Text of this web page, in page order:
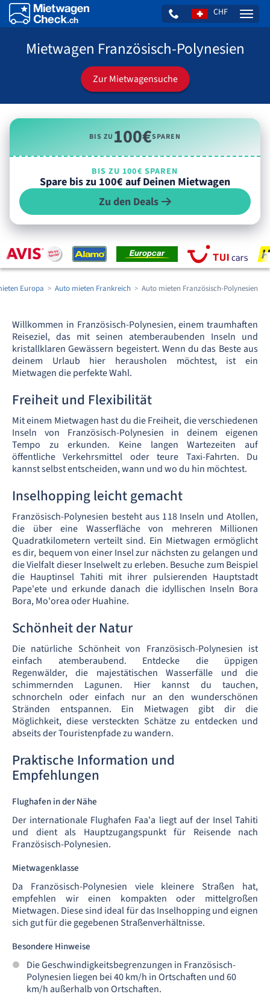
CHF
Mietwagen Französisch-Polynesien
Zur Mietwagensuche
BIS ZU100€SPAREN
BIS ZU 100€ SPAREN
Spare bis zu 100€ auf Deinen Mietwagen
Zu den Deals
Europa Auto mieten Frankreich Auto mieten Französisch-Polynesien
Willkommen in Französisch-Polynesien, einem traumhaften
Reiseziel, das mit seinen atemberaubenden Inseln und
kristallklaren Gewässern begeistert. Wenn du das Beste aus
deinem Urlaub hier herausholen möchtest, ist ein
Mietwagen die perfekte Wahl.
Freiheit und Flexibilität
Mit einem Mietwagen hast du die Freiheit, die verschiedenen
Inseln von Französisch-Polynesien in deinem eigenen
Tempo zu erkunden. Keine langen Wartezeiten auf
öffentliche Verkehrsmittel oder teure Taxi-Fahrten. Du
kannst selbst entscheiden, wann und wo du hin möchtest.
Inselhopping leicht gemacht
Französisch-Polynesien besteht aus 118 Inseln und Atollen,
die über eine Wasserfläche von mehreren Millionen
Quadratkilometern verteilt sind. Ein Mietwagen ermöglicht
es dir, bequem von einer Insel zur nächsten zu gelangen und
die Vielfalt dieser Inselwelt zu erleben. Besuche zum Beispiel
die Hauptinsel Tahiti mit ihrer pulsierenden Hauptstadt
Pape'ete und erkunde danach die idyllischen Inseln Bora
Bora, Mo'orea oder Huahine.
Schönheit der Natur
Die natürliche Schönheit von Französisch-Polynesien ist
einfach atemberaubend. Entdecke die üppigen
Regenwälder, die majestätischen Wasserfälle und die
schimmernden Lagunen. Hier kannst du tauchen,
schnorcheln oder einfach nur an den wunderschönen
Stränden entspannen. Ein Mietwagen gibt dir die
Möglichkeit, diese versteckten Schätze zu entdecken und
abseits der Touristenpfade zu wandern.
Praktische Information und
Empfehlungen
Flughafen in der Nähe
Der internationale Flughafen Faa'a liegt auf der Insel Tahiti
und dient als Hauptzugangspunkt für Reisende nach
Französisch-Polynesien.
Mietwagenklasse
Da Französisch-Polynesien viele kleinere Straßen hat,
empfehlen wir einen kompakten oder mittelgroßen
Mietwagen. Diese sind ideal für das Inselhopping und eignen
sich gut für die gegebenen Straßenverhältnisse.
Besondere Hinweise
Die Geschwindigkeitsbegrenzungen in Französisch-
Polynesien liegen bei 40 km/h in Ortschaften und 60
km/h außerhalb von Ortschaften.